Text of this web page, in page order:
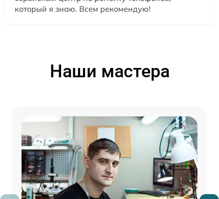
который я знаю. Всем рекомендую!
Наши мастера